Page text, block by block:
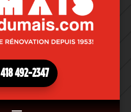
418 492-2347